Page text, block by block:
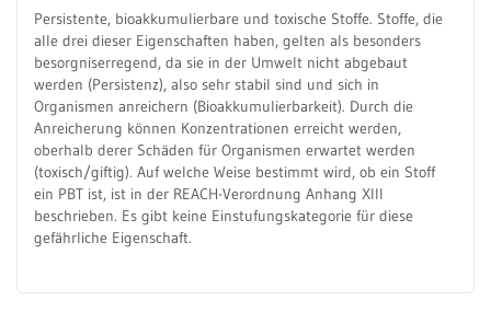
Persistente, bioakkumulierbare und toxische Stoffe. Stoffe, die
alle drei dieser Eigenschaften haben, gelten als besonders
besorgniserregend, da sie in der Umwelt nicht abgebaut
werden (Persistenz), also sehr stabil sind und sich in
Organismen anreichern (Bioakkumulierbarkeit). Durch die
Anreicherung können Konzentrationen erreicht werden,
oberhalb derer Schäden für Organismen erwartet werden
(toxisch/giftig). Auf welche Weise bestimmt wird, ob ein Stoff
ein PBT ist, ist in der REACH-Verordnung Anhang XIII
beschrieben. Es gibt keine Einstufungskategorie für diese
gefährliche Eigenschaft.